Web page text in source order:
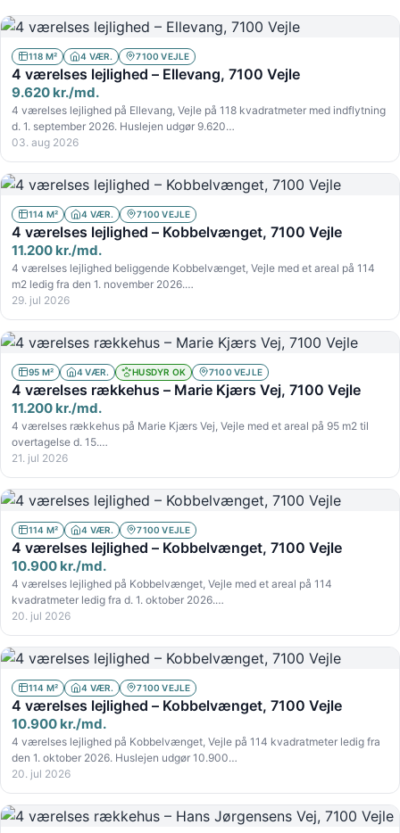
118 M² 4 VÆR. 7100 VEJLE
4 værelses lejlighed – Ellevang, 7100 Vejle
9.620 kr./md.
4 værelses lejlighed på Ellevang, Vejle på 118 kvadratmeter med indflytning
d. 1. september 2026. Huslejen udgør 9.620…
03. aug 2026
114 M² 4 VÆR. 7100 VEJLE
4 værelses lejlighed – Kobbelvænget, 7100 Vejle
11.200 kr./md.
4 værelses lejlighed beliggende Kobbelvænget, Vejle med et areal på 114
m2 ledig fra den 1. november 2026.…
29. jul 2026
95 M² 4 VÆR. HUSDYR OK 7100 VEJLE
4 værelses rækkehus – Marie Kjærs Vej, 7100 Vejle
11.200 kr./md.
4 værelses rækkehus på Marie Kjærs Vej, Vejle med et areal på 95 m2 til
overtagelse d. 15.…
21. jul 2026
114 M² 4 VÆR. 7100 VEJLE
4 værelses lejlighed – Kobbelvænget, 7100 Vejle
10.900 kr./md.
4 værelses lejlighed på Kobbelvænget, Vejle med et areal på 114
kvadratmeter ledig fra d. 1. oktober 2026.…
20. jul 2026
114 M² 4 VÆR. 7100 VEJLE
4 værelses lejlighed – Kobbelvænget, 7100 Vejle
10.900 kr./md.
4 værelses lejlighed på Kobbelvænget, Vejle på 114 kvadratmeter ledig fra
den 1. oktober 2026. Huslejen udgør 10.900…
20. jul 2026